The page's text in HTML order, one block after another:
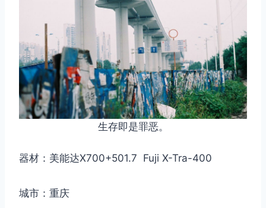
生存即是罪恶。
器材：美能达X700+501.7 Fuji X-Tra-400
城市：重庆